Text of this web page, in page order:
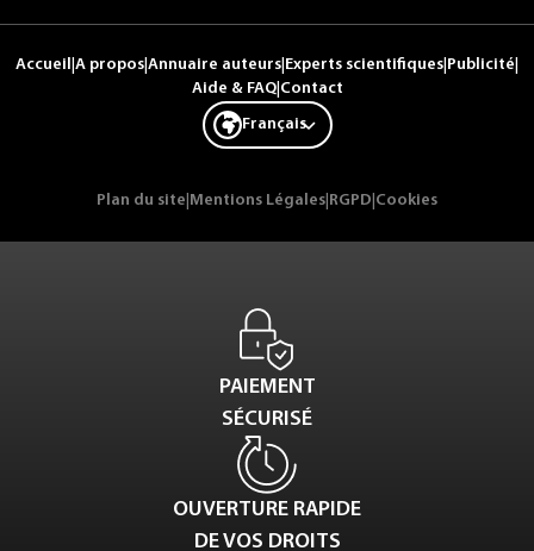
Accueil A propos Annuaire auteurs Experts scientifiques Publicité
Aide & FAQ| Contact
Français
Plan du site Mentions Légales RGPD Cookies
PAIEMENT
SÉCURISÉ
OUVERTURE RAPIDE
DE VOS DROITS